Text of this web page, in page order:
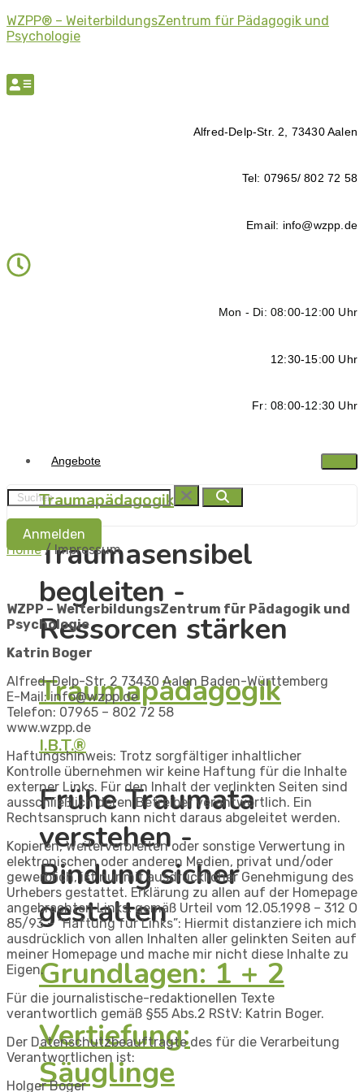
WZPP® – WeiterbildungsZentrum für Pädagogik und
Psychologie
Alfred-Delp-Str. 2, 73430 Aalen
Tel: 07965/ 802 72 58
Email: info@wzpp.de
Mon - Di: 08:00-12:00 Uhr
12:30-15:00 Uhr
Fr: 08:00-12:30 Uhr
Angebote
Traumapädagogik
Traumasensibel
begleiten -
Ressorcen stärken
Traumapädagogik
I.B.T.®
Frühe Traumata
verstehen -
Bindung sicher
gestalten
Grundlagen: 1 + 2
Vertiefung:
Säuglinge
Anmelden
Home / Impressum
WZPP – WeiterbildungsZentrum für Pädagogik und
Psychologie
Katrin Boger
Alfred-Delp-Str. 2 73430 Aalen Baden-Württemberg
E-Mail: info@wzpp.de
Telefon: 07965 – 802 72 58
www.wzpp.de
Haftungshinweis: Trotz sorgfältiger inhaltlicher
Kontrolle übernehmen wir keine Haftung für die Inhalte
externer Links. Für den Inhalt der verlinkten Seiten sind
ausschließlich deren Betreiber verantwortlich. Ein
Rechtsanspruch kann nicht daraus abgeleitet werden.
Kopieren, Weiterverbreiten oder sonstige Verwertung in
elektronischen oder anderen Medien, privat und/oder
gewerblich, ist nur mit ausdrücklicher Genehmigung des
Urhebers gestattet. Erklärung zu allen auf der Homepage
angebrachten Links, gemäß Urteil vom 12.05.1998 – 312 O
85/93 – “Haftung für Links”: Hiermit distanziere ich mich
ausdrücklich von allen Inhalten aller gelinkten Seiten auf
meiner Homepage und mache mir nicht diese Inhalte zu
Eigen.
Für die journalistische-redaktionellen Texte
verantwortlich gemäß §55 Abs.2 RStV: Katrin Boger.
Der Datenschutzbeauftragte des für die Verarbeitung
Verantwortlichen ist:
Holger Boger